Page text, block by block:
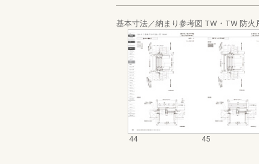
基本寸法／納まり参考図 TW・TW 防火
44 45